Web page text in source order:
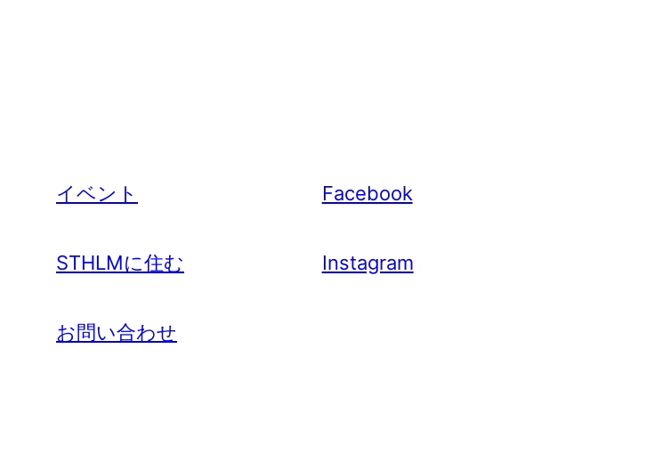
イベント Facebook
STHLMに住む Instagram
お問い合わせ